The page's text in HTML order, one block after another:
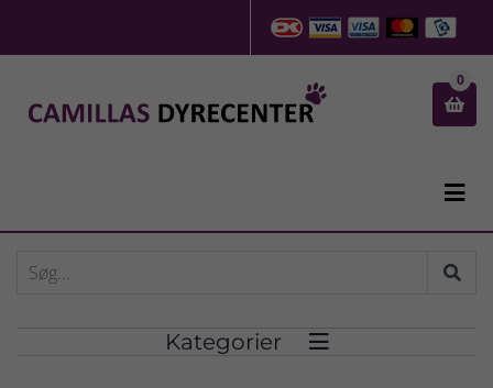

0

Kategorier 